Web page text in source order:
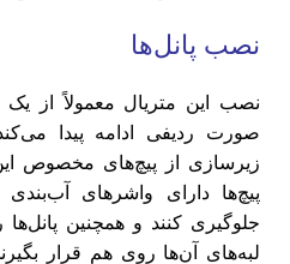
نصب پانل‌ها
نصب این متریال معمولاً از
صورت ردیفی ادامه پیدا
زیرسازی از پیچ‌های مخصوص این
پیچ‌ها دارای واشرهای
جلوگیری کنند و همچنین
لبه‌های آن‌ها روی هم قرار